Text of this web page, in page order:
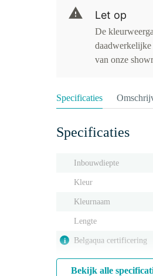
Let op
De
van onze
Specificaties
Specificaties
Inbouwdiepte
Kleur
Kleurnaam
Lengte
i Belgaqua certificering
Bekijk alle